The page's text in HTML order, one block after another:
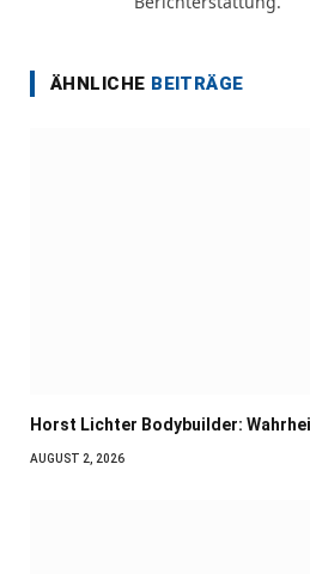
ÄHNLICHE BEITRÄGE
Horst Lichter Bodybuilder:
AUGUST 2, 2026